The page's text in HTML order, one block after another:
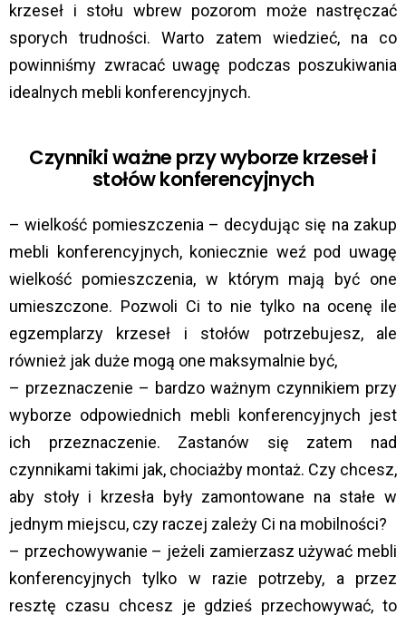
krzeseł i stołu wbrew pozorom może nastręczać
sporych trudności. Warto zatem wiedzieć, na co
powinniśmy zwracać uwagę podczas poszukiwania
idealnych mebli konferencyjnych.
Czynniki ważne przy wyborze krzeseł i
stołów konferencyjnych
– wielkość pomieszczenia – decydując się na zakup
mebli konferencyjnych, koniecznie weź pod uwagę
wielkość pomieszczenia, w którym mają być one
umieszczone. Pozwoli Ci to nie tylko na ocenę ile
egzemplarzy krzeseł i stołów potrzebujesz, ale
również jak duże mogą one maksymalnie być,
– przeznaczenie – bardzo ważnym czynnikiem przy
wyborze odpowiednich mebli konferencyjnych jest
ich przeznaczenie. Zastanów się zatem nad
czynnikami takimi jak, chociażby montaż. Czy chcesz,
aby stoły i krzesła były zamontowane na stałe w
jednym miejscu, czy raczej zależy Ci na mobilności?
– przechowywanie – jeżeli zamierzasz używać mebli
konferencyjnych tylko w razie potrzeby, a przez
resztę czasu chcesz je gdzieś przechowywać, to